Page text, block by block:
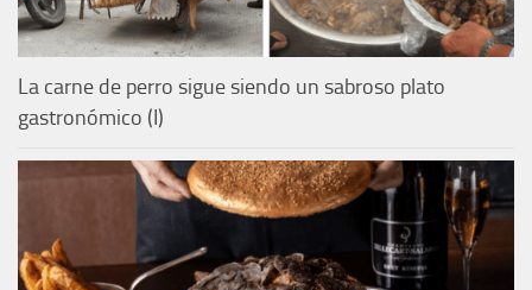
La carne de perro sigue siendo un sabroso plato
gastronómico (I)